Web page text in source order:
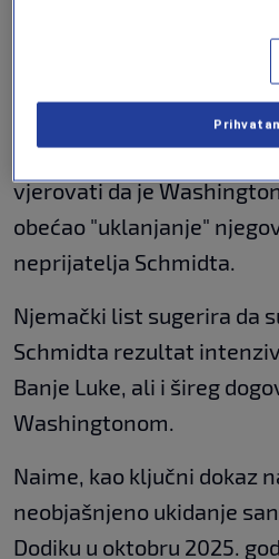
gotovo sve američke
preko svoje stranke u
ističe da, iako ne postoje
trenutnim okolnostima
vjerovati da je
obećao "uklanjanje"
neprijatelja Schmidta.
Njemački list sugerira da
Schmidta rezultat
Banje Luke, ali i šireg
Washingtonom.
Naime, kao ključni dokaz
neobjašnjeno ukidanje
Dodiku u oktobru 2025.